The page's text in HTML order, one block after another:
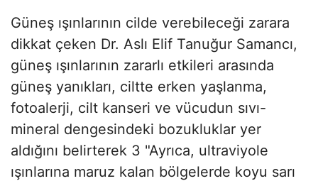
Güneş ışınlarının cilde verebileceği zarara
dikkat çeken Dr. Aslı Elif Tanuğur Samancı,
güneş ışınlarının zararlı etkileri arasında
güneş yanıkları, ciltte erken yaşlanma,
fotoalerji, cilt kanseri ve vücudun sıvı-
mineral dengesindeki bozukluklar yer
aldığını belirterek 3 "Ayrıca, ultraviyole
ışınlarına maruz kalan bölgelerde koyu sarı